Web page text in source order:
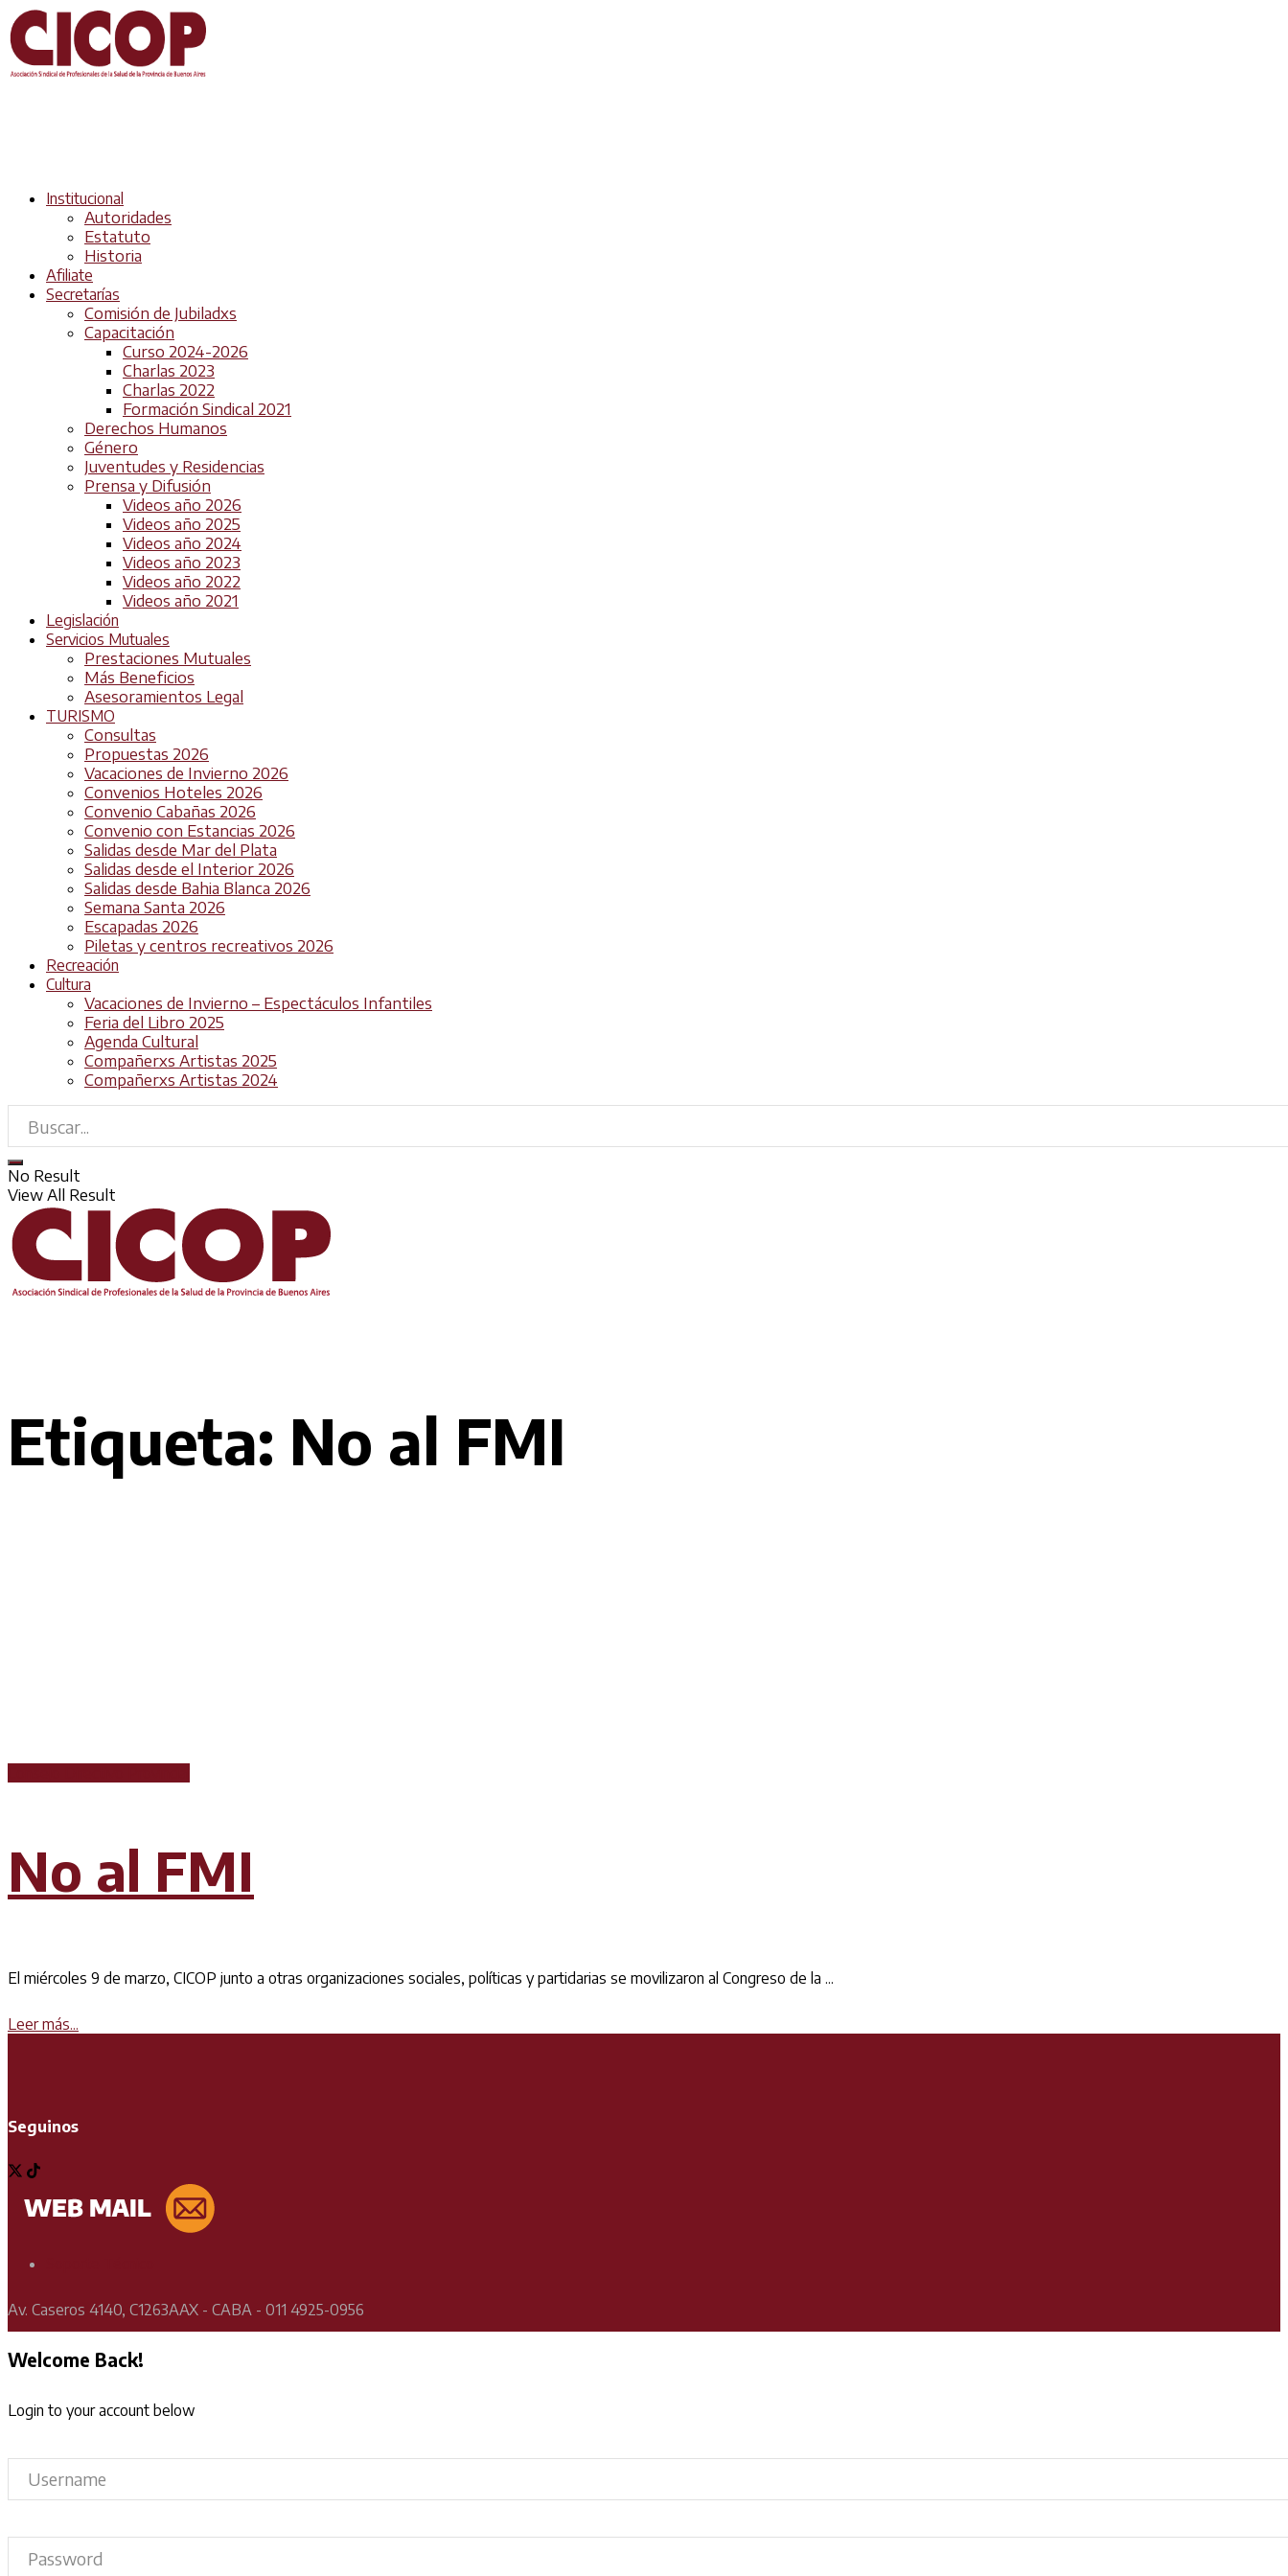
Institucional
Autoridades
Estatuto
Historia
Afiliate
Secretarías
Comisión de Jubiladxs
Capacitación
Curso 2024-2026
Charlas 2023
Charlas 2022
Formación Sindical 2021
Derechos Humanos
Género
Juventudes y Residencias
Prensa y Difusión
Videos año 2026
Videos año 2025
Videos año 2024
Videos año 2023
Videos año 2022
Videos año 2021
Legislación
Servicios Mutuales
Prestaciones Mutuales
Más Beneficios
Asesoramientos Legal
TURISMO
Consultas
Propuestas 2026
Vacaciones de Invierno 2026
Convenios Hoteles 2026
Convenio Cabañas 2026
Convenio con Estancias 2026
Salidas desde Mar del Plata
Salidas desde el Interior 2026
Salidas desde Bahia Blanca 2026
Semana Santa 2026
Escapadas 2026
Piletas y centros recreativos 2026
Recreación
Cultura
Vacaciones de Invierno – Espectáculos Infantiles
Feria del Libro 2025
Agenda Cultural
Compañerxs Artistas 2025
Compañerxs Artistas 2024
No Result
View All Result
Etiqueta: No al FMI
No al FMI
El miércoles 9 de marzo, CICOP junto a otras organizaciones sociales, políticas y partidarias se movilizaron al Congreso de la ...
Leer más...
Seguinos
Av. Caseros 4140, C1263AAX - CABA - 011 4925-0956
Welcome Back!
Login to your account below